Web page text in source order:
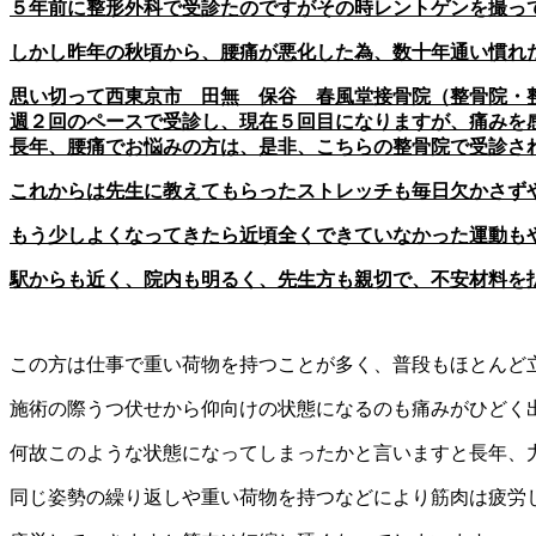
５年前に整形外科で受診たのですがその時レントゲンを撮
しかし昨年の秋頃から、腰痛が悪化した為、数十年通い慣
思い切って西東京市 田無 保谷 春風堂接骨院（整骨院・
週２回のペースで受診し、現在５回目になりますが、痛み
長年、腰痛でお悩みの方は、是非、こちらの整骨院で受診さ
これからは先生に教えてもらったストレッチも毎日欠かさず
もう少しよくなってきたら近頃全くできていなかった運動
駅からも近く、院内も明るく、先生方も親切で、不安材料
この方は仕事で重い荷物を持つことが多く、普段もほとん
施術の際うつ伏せから仰向けの状態になるのも痛みがひどく
何故このような状態になってしまったかと言いますと長年
同じ姿勢の繰り返しや重い荷物を持つなどにより筋肉は疲労